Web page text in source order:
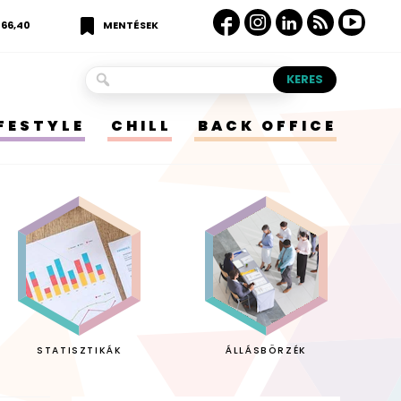
MENTÉSEK
CHILL BACK OFFICE
STATISZTIKÁK ÁLLÁSBÖRZÉK